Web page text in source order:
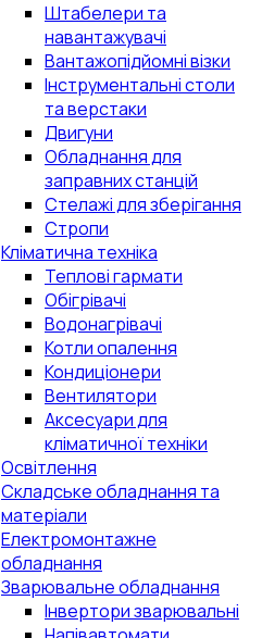
Штабелери та
навантажувачі
Вантажопідйомні візки
Інструментальні столи
та верстаки
Двигуни
Обладнання для
заправних станцій
Стелажі для зберігання
Стропи
Кліматична техніка
Теплові гармати
Обігрівачі
Водонагрівачі
Котли опалення
Кондиціонери
Вентилятори
Аксесуари для
кліматичної техніки
Освітлення
Складське обладнання та
матеріали
Електромонтажне
обладнання
Зварювальне обладнання
Інвертори зварювальні